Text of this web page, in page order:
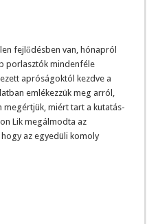
fejlődésben van, hónapról
porlasztók mindenféle
apróságoktól kezdve a
emlékezzük meg arról,
megértjük, miért tart a kutatás-
Lik megálmodta az
az egyedüli komoly